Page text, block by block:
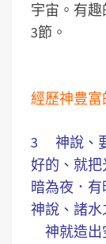
宇宙。有
3節。
經歷神豊富
3 神說、
好的、就
暗為夜．
神說、諸
神就造出